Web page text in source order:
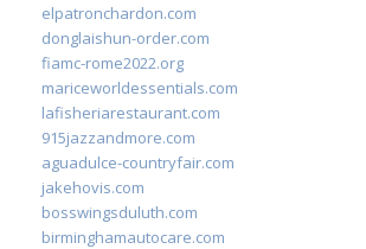
elpatronchardon.com
donglaishun-order.com
fiamc-rome2022.org
mariceworldessentials.com
lafisheriarestaurant.com
915jazzandmore.com
aguadulce-countryfair.com
jakehovis.com
bosswingsduluth.com
birminghamautocare.com